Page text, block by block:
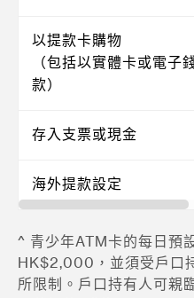
以提款卡購物
（包括以實體卡或電子
款）
存入支票或現金
海外提款設定
^ 青少年ATM卡的每日預
HK$2,000，並須受戶口
所限制。戶口持有人可親